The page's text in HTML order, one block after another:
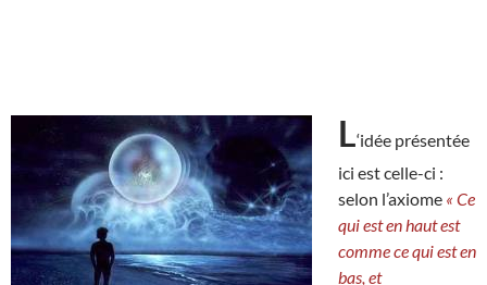
L‘idée présentée
ici est celle-ci :
selon l’axiome « Ce
qui est en haut est
comme ce qui est en
bas, et